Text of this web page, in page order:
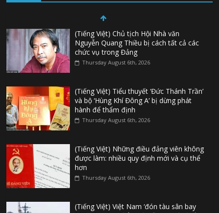
(Tiếng Việt) Chủ tịch Hội Nhà văn
Nguyễn Quang Thiều bị cách tất cả các
chức vụ trong Đảng
Thursday August 6th, 2026
(Tiếng Việt) Tiểu thuyết ‘Đức Thánh Trần’
và bộ ‘Hùng Khí Đông A’ bị dừng phát
hành để thẩm định
Thursday August 6th, 2026
(Tiếng Việt) Những điều đảng viên không
được làm: nhiều quy định mới và cụ thể
hơn
Thursday August 6th, 2026
(Tiếng Việt) Việt Nam ‘đón tàu sân bay